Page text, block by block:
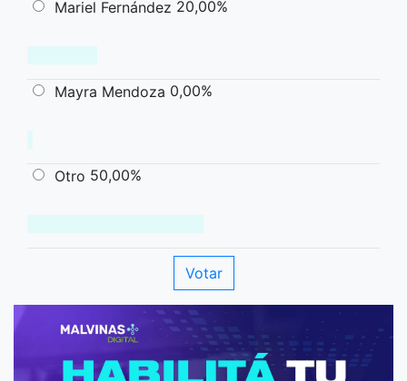
Mariel Fernández 20,00%
Mayra Mendoza 0,00%
Otro 50,00%